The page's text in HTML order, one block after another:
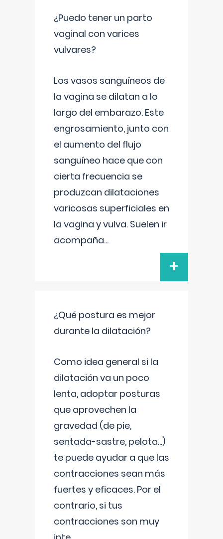
¿Puedo tener un parto
vaginal con varices
vulvares?
Los vasos sanguíneos de
la vagina se dilatan a lo
largo del embarazo. Este
engrosamiento, junto con
el aumento del flujo
sanguíneo hace que con
cierta frecuencia se
produzcan dilataciones
varicosas superficiales en
la vagina y vulva. Suelen ir
acompaña...
+
¿Qué postura es mejor
durante la dilatación?
Como idea general si la
dilatación va un poco
lenta, adoptar posturas
que aprovechen la
gravedad (de pie,
sentada-sastre, pelota...)
te puede ayudar a que las
contracciones sean más
fuertes y eficaces. Por el
contrario, si tus
contracciones son muy